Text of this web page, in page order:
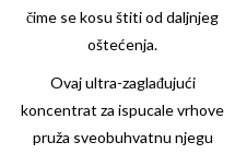
čime se kosu štiti od daljnjeg
oštećenja.
Ovaj ultra-zaglađujući
koncentrat za ispucale vrhove
pruža sveobuhvatnu njegu